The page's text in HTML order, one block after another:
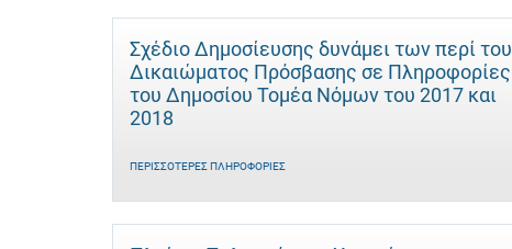
Σχέδιο Δημοσίευσης δυνάμει των περί του
Δικαιώματος Πρόσβασης σε Πληροφορίες
του Δημοσίου Τομέα Νόμων του 2017 και
2018
ΠΕΡΙΣΣΌΤΕΡΕΣ ΠΛΗΡΟΦΟΡΊΕΣ